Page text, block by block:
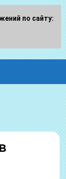
по сайту: